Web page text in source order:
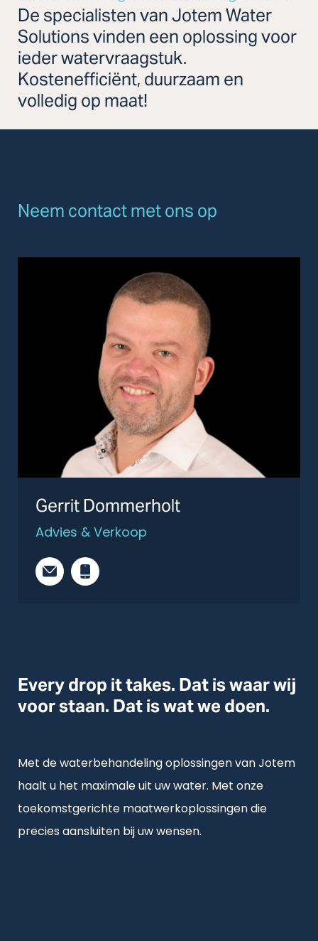
De specialisten van Jotem Water
Solutions vinden een oplossing voor
ieder watervraagstuk.
Kostenefficiënt, duurzaam en
volledig op maat!
Neem contact met ons op
Gerrit Dommerholt
Advies & Verkoop
Every drop it takes. Dat is waar wij
voor staan. Dat is wat we doen.
Met de waterbehandeling oplossingen van Jotem
haalt u het maximale uit uw water. Met onze
toekomstgerichte maatwerkoplossingen die
precies aansluiten bij uw wensen.